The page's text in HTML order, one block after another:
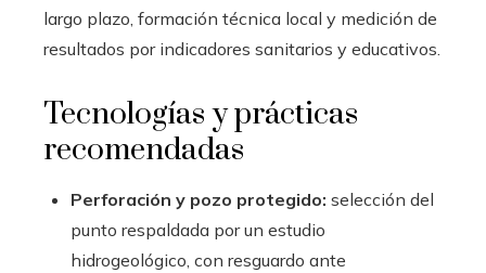
largo plazo, formación técnica local y medición de
resultados por indicadores sanitarios y educativos.
Tecnologías y prácticas
recomendadas
Perforación y pozo protegido: selección del
punto respaldada por un estudio
hidrogeológico, con resguardo ante